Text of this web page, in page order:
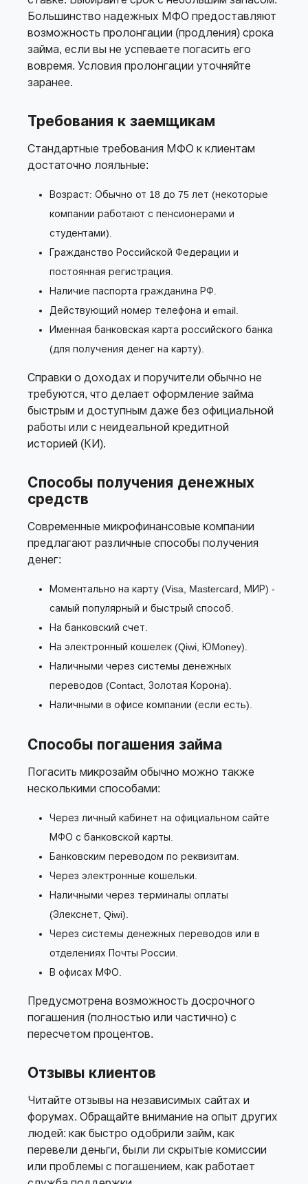
Большинство надежных МФО предоставляют
возможность пролонгации (продления) срока
займа, если вы не успеваете погасить его
вовремя. Условия пролонгации уточняйте
заранее.
Требования к заемщикам
Стандартные требования МФО к клиентам
достаточно лояльные:
Возраст: Обычно от 18 до 75 лет (некоторые
компании работают с пенсионерами и
студентами).
Гражданство Российской Федерации и
постоянная регистрация.
Наличие паспорта гражданина РФ.
Действующий номер телефона и email.
Именная банковская карта российского банка
(для получения денег на карту).
Справки о доходах и поручители обычно не
требуются, что делает оформление займа
быстрым и доступным даже без официальной
работы или с неидеальной кредитной
историей (КИ).
Способы получения денежных
средств
Современные микрофинансовые компании
предлагают различные способы получения
денег:
Моментально на карту (Visa, Mastercard, МИР) -
самый популярный и быстрый способ.
На банковский счет.
На электронный кошелек (Qiwi, ЮMoney).
Наличными через системы денежных
переводов (Contact, Золотая Корона).
Наличными в офисе компании (если есть).
Способы погашения займа
Погасить микрозайм обычно можно также
несколькими способами:
Через личный кабинет на официальном сайте
МФО с банковской карты.
Банковским переводом по реквизитам.
Через электронные кошельки.
Наличными через терминалы оплаты
(Элекснет, Qiwi).
Через системы денежных переводов или в
отделениях Почты России.
В офисах МФО.
Предусмотрена возможность досрочного
погашения (полностью или частично) с
пересчетом процентов.
Отзывы клиентов
Читайте отзывы на независимых сайтах и
форумах. Обращайте внимание на опыт других
людей: как быстро одобрили займ, как
перевели деньги, были ли скрытые комиссии
или проблемы с погашением, как работает